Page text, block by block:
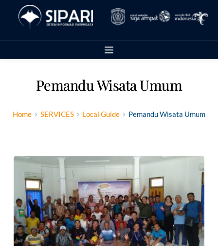
Pemandu Wisata Umum
Home SERVICES Local Guide Pemandu Wisata Umum